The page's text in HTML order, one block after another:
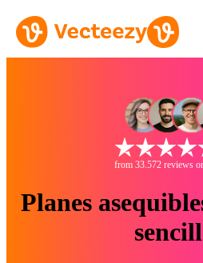
from 33.572 reviews
Planes